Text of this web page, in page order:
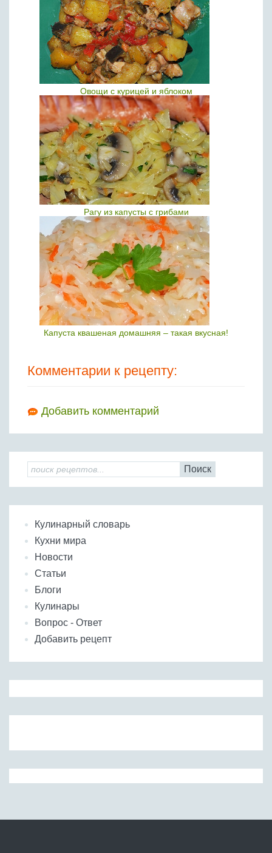
Овощи с курицей и яблоком
Рагу из капусты с грибами
Капуста квашеная домашняя – такая вкусная!
Комментарии к рецепту:
Добавить комментарий
Поиск
Кулинарный словарь
Кухни мира
Новости
Статьи
Блоги
Кулинары
Вопрос - Ответ
Добавить рецепт